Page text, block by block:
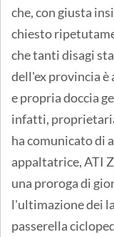
che, con giusta
chiesto
che tanti disagi
dell'ex provincia è
e propria doccia
infatti,
ha comunicato di
appaltatrice, ATI
una proroga di
l'ultimazione dei
passerella